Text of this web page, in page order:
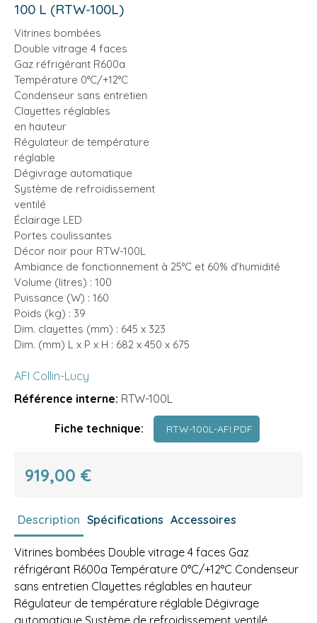
100 L (RTW-100L)
Vitrines bombées
Double vitrage 4 faces
Gaz réfrigérant R600a
Température 0°C/+12°C
Condenseur sans entretien
Clayettes réglables
en hauteur
Régulateur de température
réglable
Dégivrage automatique
Système de refroidissement
ventilé
Éclairage LED
Portes coulissantes
Décor noir pour RTW-100L
Ambiance de fonctionnement à 25°C et 60% d’humidité
Volume (litres) : 100
Puissance (W) : 160
Poids (kg) : 39
Dim. clayettes (mm) : 645 x 323
Dim. (mm) L x P x H : 682 x 450 x 675
AFI Collin-Lucy
Référence interne: RTW-100L
Fiche technique: RTW-100L-AFI.PDF
919,00 €
Description Spécifications Accessoires
Vitrines bombées Double vitrage 4 faces Gaz
réfrigérant R600a Température 0°C/+12°C Condenseur
sans entretien Clayettes réglables en hauteur
Régulateur de température réglable Dégivrage